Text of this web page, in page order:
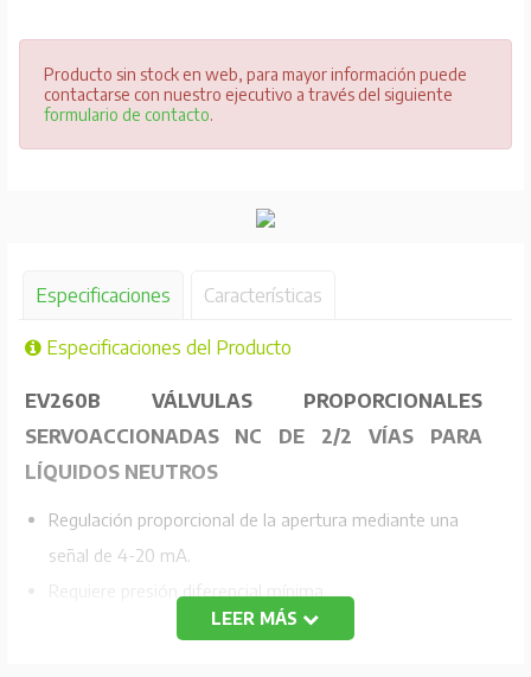
Producto sin stock en web, para mayor información puede
contactarse con nuestro ejecutivo a través del siguiente
formulario de contacto.
Especificaciones Características
Especificaciones del Producto
EV260B VÁLVULAS PROPORCIONALES
SERVOACCIONADAS NC DE 2/2 VÍAS PARA
LÍQUIDOS NEUTROS
Regulación proporcional de la apertura mediante una
señal de 4-20 mA.
Requiere presión diferencial mínima.
Rango Presión 0,5-10 Bar. Temperatura de fluido -10-
LEER MÁS